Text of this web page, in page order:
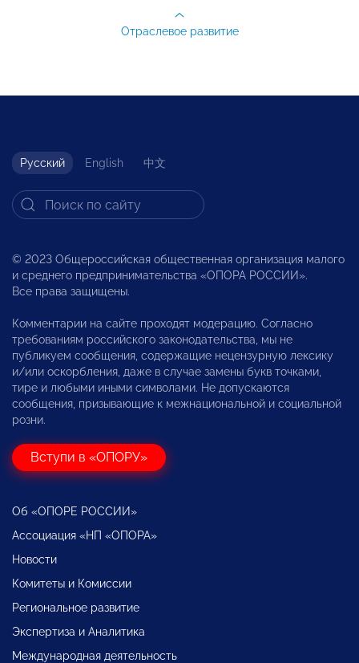
Отраслевое развитие
Русский English 中文
© 2023 Общероссийская общественная организация малого
и среднего предпринимательства «ОПОРА РОССИИ».
Все права защищены.
Комментарии на сайте проходят модерацию. Согласно
требованиям российского законодательства, мы не
публикуем сообщения, содержащие нецензурную лексику
и/или оскорбления, даже в случае замены букв точками,
тире и любыми иными символами. Не допускаются
сообщения, призывающие к межнациональной и социальной
розни.
Вступи в «ОПОРУ»
Об «ОПОРЕ РОССИИ»
Ассоциация «НП «ОПОРА»
Новости
Комитеты и Комиссии
Региональное развитие
Экспертиза и Аналитика
Международная деятельность